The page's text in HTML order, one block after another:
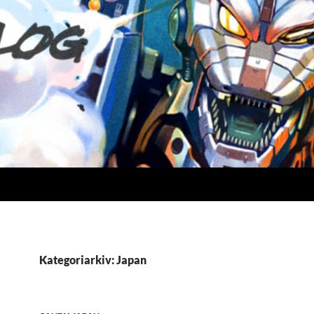
Kategoriarkiv: Japan